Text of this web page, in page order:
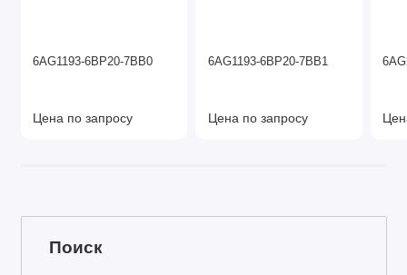
6AG1193-6BP20-7BB0
Цена по запросу
6AG1193-6BP20-7BB1
Цена по запросу
Поиск